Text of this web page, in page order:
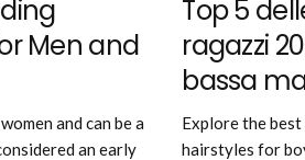
Men and
and can be a
an early
Top 5
ragazzi
bassa
Explore the
hairstyles for